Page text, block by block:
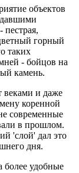
объектов
горный
таких
- бойцов на
камень.
веками и даже
коренной
современные
в прошлом.
'слой' дал это
дня.
более удобные